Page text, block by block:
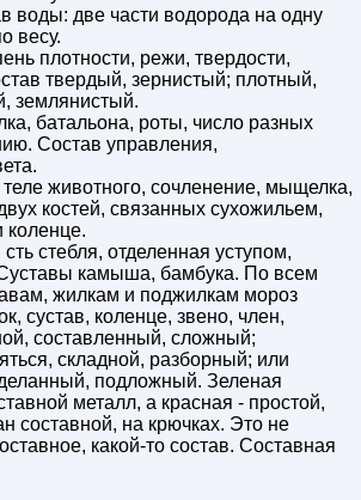
воды: две части водорода на одну
весу.
плотности, режи, твердости,
твердый, зернистый; плотный,
землянистый.
батальона, роты, число разных
Состав управления,
теле животного, сочленение, мыщелка,
костей, связанных сухожильем,
коленце.
сть стебля, отделенная уступом,
камыша, бамбука. По всем
жилкам и поджилкам мороз
сустав, коленце, звено, член,
составленный, сложный;
складной, разборный; или
подложный. Зеленая
металл, а красная - простой,
составной, на крючках. Это не
какой-то состав. Составная